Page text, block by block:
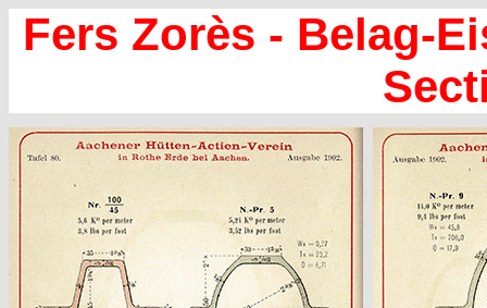
Fers Zorès - Belag-